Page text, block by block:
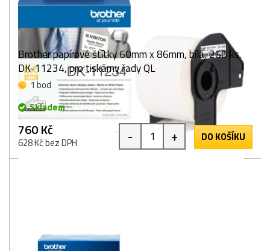
Brother papírové štítky 60mm x 86mm, bílá, 260 ks,
DK-11234, pro tiskárny řady QL
1 bod
Skladem
760 Kč
628 Kč bez DPH - + DO KOŠÍKU